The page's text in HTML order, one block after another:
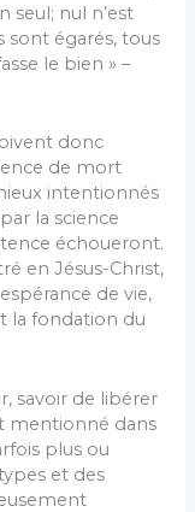
seul; nul n’est
sont égarés, tous
le bien » –
donc
de mort
intentionnés
la science
échoueront.
en Jésus-Christ,
de vie,
la fondation du
savoir de libérer
mentionné dans
plus ou
et des